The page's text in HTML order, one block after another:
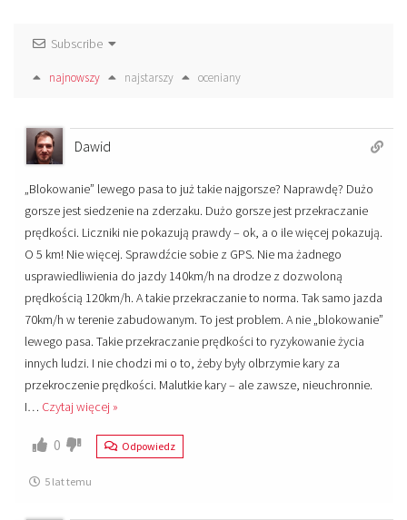
Subscribe
najnowszy najstarszy oceniany
Dawid
„Blokowanie” lewego pasa to już takie najgorsze? Naprawdę? Dużo
gorsze jest siedzenie na zderzaku. Dużo gorsze jest przekraczanie
prędkości. Liczniki nie pokazują prawdy – ok, a o ile więcej pokazują.
O 5 km! Nie więcej. Sprawdźcie sobie z GPS. Nie ma żadnego
usprawiedliwienia do jazdy 140km/h na drodze z dozwoloną
prędkością 120km/h. A takie przekraczanie to norma. Tak samo jazda
70km/h w terenie zabudowanym. To jest problem. A nie „blokowanie”
lewego pasa. Takie przekraczanie prędkości to ryzykowanie życia
innych ludzi. I nie chodzi mi o to, żeby były olbrzymie kary za
przekroczenie prędkości. Malutkie kary – ale zawsze, nieuchronnie.
I… Czytaj więcej »
0 Odpowiedz
5 lat temu